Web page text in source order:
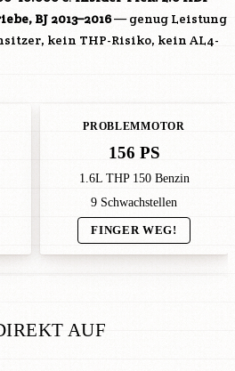
BJ 2013–2016— genug Leistung
kein THP-Risiko, kein AL4-
PROBLEMMOTOR
156 PS
1.6L THP 150 Benzin
9 Schwachstellen
FINGER WEG!
AUF